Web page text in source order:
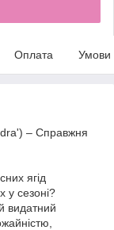
Оплата Умови
– Справжня
ягід
у сезоні?
видатний